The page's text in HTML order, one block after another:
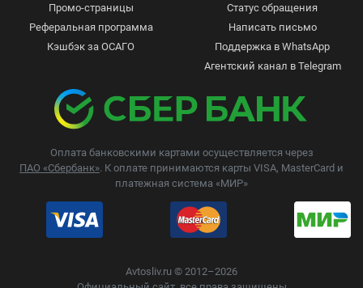
Промо-страницы
Реферальная программа
Кэшбэк за ОСАГО
Статус обращения
Написать письмо
Поддержка в WhatsApp
Агентский канал в Telegram
Оплата банковскими картами осуществляется через
ПАО «Сбербанк». К оплате принимаются карты VISA, MasterCard и
платежная система «МИР»
Avtosliv.ru © 2012–2026